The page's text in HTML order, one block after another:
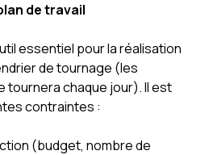
de travail
essentiel pour la réalisation
de tournage (les
tournera chaque jour). Il est
contraintes :
(budget, nombre de